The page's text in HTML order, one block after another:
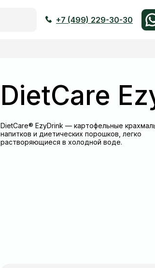
+7 (499) 229-30-30
DietCare® EzyDrink — картофельные
напитков и диетических порошков, легко
растворяющиеся в холодной воде.
DietCare